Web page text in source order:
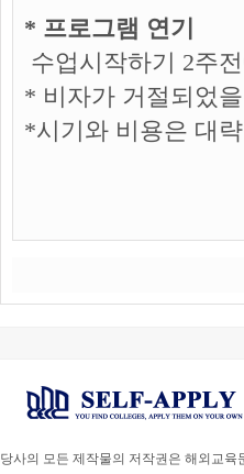
* 프로그램 연기
수업시작하기 2주
* 비자가 거절되었
*시기와 비용은 대
당사의 모든 제작물의 저작권은 해외교